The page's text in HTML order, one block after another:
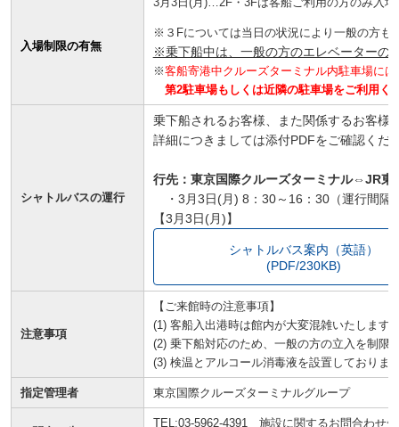
入場制限の有無
※３Fについては当日の状況により一般の方も
※乗下船中は、一般の方のエレベーターの
※客船寄港中クルーズターミナル内駐車場に
第2駐車場もしくは近隣の駐車場をご利用く
シャトルバスの運行
乗下船されるお客様、また関係するお客様
詳細につきましては添付PDFをご確認くだ
行先：東京国際クルーズターミナル⇔JR東
・3月3日(月) 8：30～16：30（運行間隔
【3月3日(月)】
シャトルバス案内（英語）
(PDF/230KB)
注意事項
【ご来館時の注意事項】
(1) 客船入出港時は館内が大変混雑いたします
(2) 乗下船対応のため、一般の方の立入を制限
(3) 検温とアルコール消毒液を設置しておりま
指定管理者 東京国際クルーズターミナルグループ
TEL:03-5962-4391 施設に関するお問合わせ